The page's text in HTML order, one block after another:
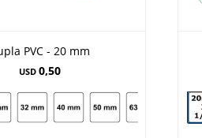
PVC - 20 mm
USD 0,50